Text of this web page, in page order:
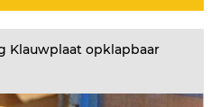
Klauwplaat opklapbaar